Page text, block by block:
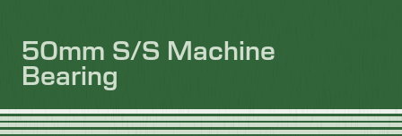
50mm S/S Machine
Bearing